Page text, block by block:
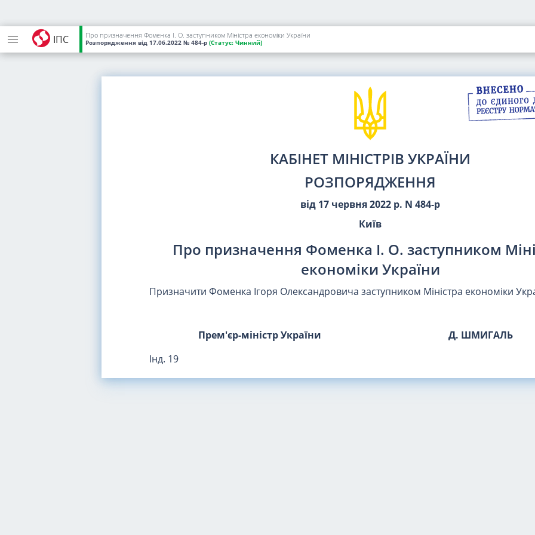
ІПС Про призначення Фоменка І. О. заступником Міністра економіки України
Розпорядження від 17.06.2022 № 484-р (Статус: Чинний)
КАБІНЕТ МІНІСТРІВ УКРАЇНИ
РОЗПОРЯДЖЕННЯ
від 17 червня 2022 р. N 484-р
Київ
Про призначення Фоменка І. О. заступником
економіки України
Призначити Фоменка Ігоря Олександровича заступником Міністра економіки
Прем'єр-міністр України
Д. ШМИГАЛЬ
Інд. 19